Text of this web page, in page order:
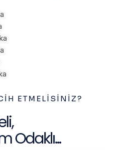
ETMELISINIZ?
Odaklı...